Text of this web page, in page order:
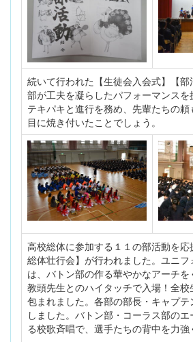
続いて行われた【生徒会入会式】【
部が工夫を凝らしたパフォーマンスを
テキパキと進行を務め、先輩たちの
目に焼き付いたことでしょう。
高校総体に参加する１１の部活動を
総体壮行会】が行われました。ユニ
は、バトン部の作る華やかなアーチを
教頭先生とのハイタッチで入場！全
包まれました。各部の部長・キャプ
しました。バトン部・コーラス部の
る校歌斉唱で、選手たちの背中を力強